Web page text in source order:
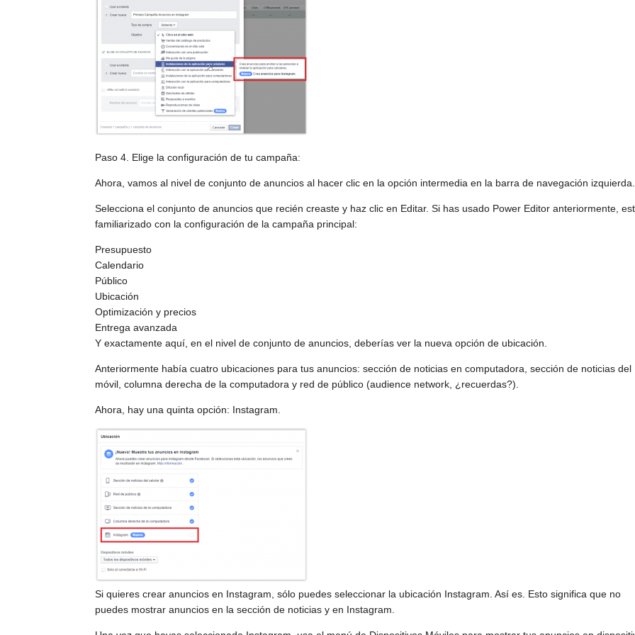
Paso 4. Elige la configuración de tu campaña:
Ahora, vamos al nivel de conjunto de anuncios al hacer clic en la opción intermedia en la barra de navegación izquierda.
Selecciona el conjunto de anuncios que recién creaste y haz clic en Editar. Si has usado Power Editor anteriormente,
familiarizado con la configuración de la campaña principal:
Presupuesto
Calendario
Público
Ubicación
Optimización y precios
Entrega avanzada
Y exactamente aquí, en el nivel de conjunto de anuncios, deberías ver la nueva opción de ubicación.
Anteriormente había cuatro ubicaciones para tus anuncios: sección de noticias en computadora, sección de noticias del
móvil, columna derecha de la computadora y red de público (audience network, ¿recuerdas?).
Ahora, hay una quinta opción: Instagram.
Si quieres crear anuncios en Instagram, sólo puedes seleccionar la ubicación Instagram. Así es. Esto significa que no
puedes mostrar anuncios en la sección de noticias y en Instagram.